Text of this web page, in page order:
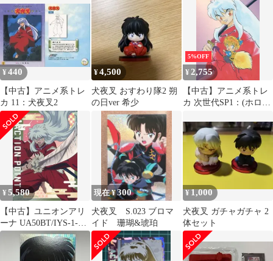
¥440
【中古】アニメ系トレ
カ 11：犬夜叉2
¥4,500
犬夜叉 おすわり隊2 朔
の日ver 希少
5%OFF
¥2,755
【中古】アニメ系トレ
カ 次世代SP1：(ホロ)
¥5,580
【中古】ユニオンアリ
ーナ UA50BT/IYS-1-
AP01：(キラ)アクショ
ンポイント
現在 ¥300
犬夜叉 S.023 ブロマ
イド 珊瑚&琥珀
¥1,000
犬夜叉 ガチャガチャ 2
体セット